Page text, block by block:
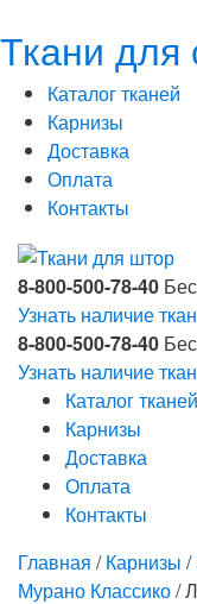
Ткани для
Каталог тканей
Карнизы
Доставка
Оплата
Контакты
8-800-500-78-40
Узнать наличие
8-800-500-78-40
Узнать наличие
Каталог тканей
Карнизы
Доставка
Оплата
Контакты
Главная /Карнизы /
Мурано Классико/